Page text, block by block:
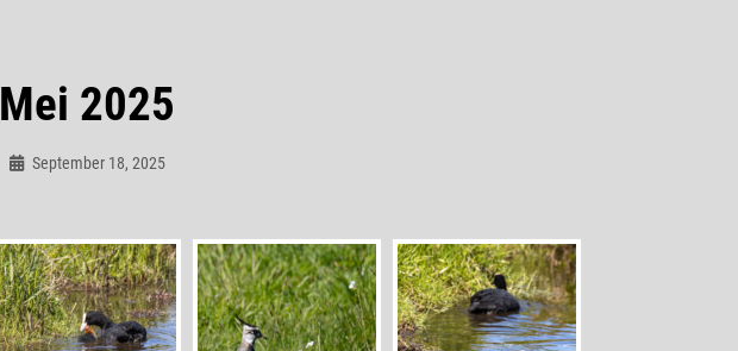
Mei 2025
September 18, 2025